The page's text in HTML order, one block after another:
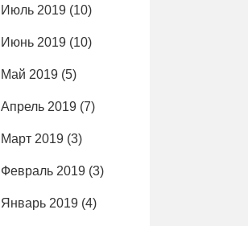
Июль 2019 (10)
Июнь 2019 (10)
Май 2019 (5)
Апрель 2019 (7)
Март 2019 (3)
Февраль 2019 (3)
Январь 2019 (4)